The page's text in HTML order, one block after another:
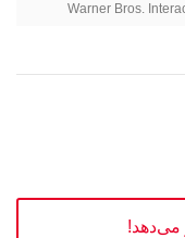
Warner Bros.
می‌دهد!